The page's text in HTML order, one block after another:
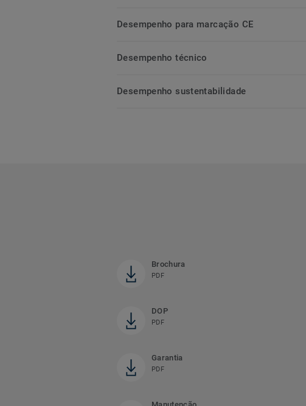
Desempenho para marcação CE
Desempenho técnico
Desempenho sustentabilidade
Brochura
PDF
DOP
PDF
Garantia
PDF